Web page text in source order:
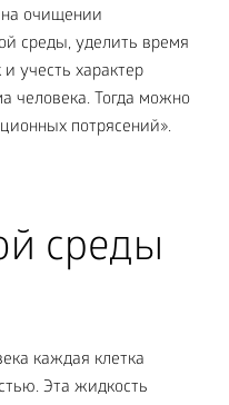
на очищении
среды, уделить время
учесть характер
человека. Тогда можно
потрясений».
среды
каждая клетка
Эта жидкость